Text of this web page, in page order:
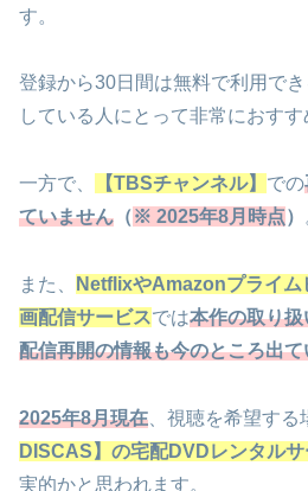
す。
登録から30日間は無料で利用で
している人にとって非常におすす
一方で、 【TBSチャンネル】 での
ていません （※ 2025年8月時点）
また、
NetflixやAmazonプライム
画配信サービスでは本作の取り
配信再開の情報も今のところ出て
2025年8月現在 、視聴を希望する
DISCAS】の宅配DVDレンタルサ
実的かと思われます。